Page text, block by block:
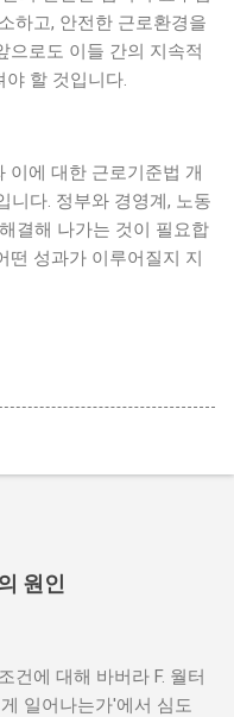
하고, 안전한 근로환경을
으로도 이들 간의 지속적
할 것입니다.
이에 대한 근로기준법 개
니다. 정부와 경영계, 노동
결해 나가는 것이 필요합
떤 성과가 이루어질지 지
원인
건에 대해 바버라 F. 월터
일어나는가'에서 심도